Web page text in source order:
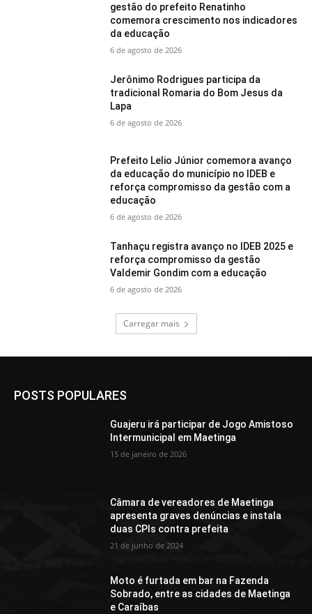
gestão do prefeito Renatinho
comemora crescimento nos indicadores
da educação
6 de agosto de 2026
Jerônimo Rodrigues participa da
tradicional Romaria do Bom Jesus da
Lapa
6 de agosto de 2026
Prefeito Lelio Júnior comemora avanço
da educação do município no IDEB e
reforça compromisso da gestão com a
educação
6 de agosto de 2026
Tanhaçu registra avanço no IDEB 2025 e
reforça compromisso da gestão
Valdemir Gondim com a educação
6 de agosto de 2026
Carregar mais
POSTS POPULARES
Guajeru irá participar de Jogo Amistoso
Intermunicipal em Maetinga
15 de janeiro de 2026
Câmara de vereadores de Maetinga
apresenta graves denúncias e instala
duas CPIs contra prefeita
21 de junho de 2024
Moto é furtada em bar na Fazenda
Sobrado, entre as cidades de Maetinga
e Caraíbas